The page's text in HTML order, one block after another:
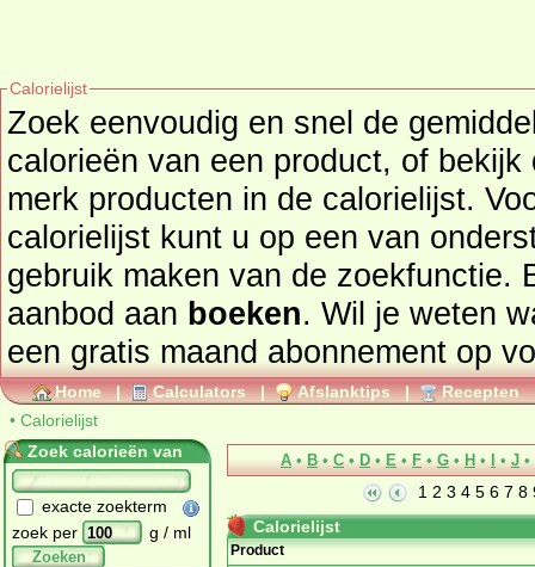
Calorielijst
Zoek eenvoudig en snel de
calorieën van een product, of
merk producten in de calorielijst.
calorielijst kunt u op een van
gebruik maken van de zoekfunctie.
aanbod aan boeken. Wil je weten
een gratis maand abonnement op
Home | Calculators | Afslanktips | Recepten
• Calorielijst
Zoek calorieën van
exacte zoekterm
zoek per
g / ml
Zoeken
A • B • C • D • E • F • G • H • • J •
1 2 3 4 5 6 7 8
Calorielijst
Product